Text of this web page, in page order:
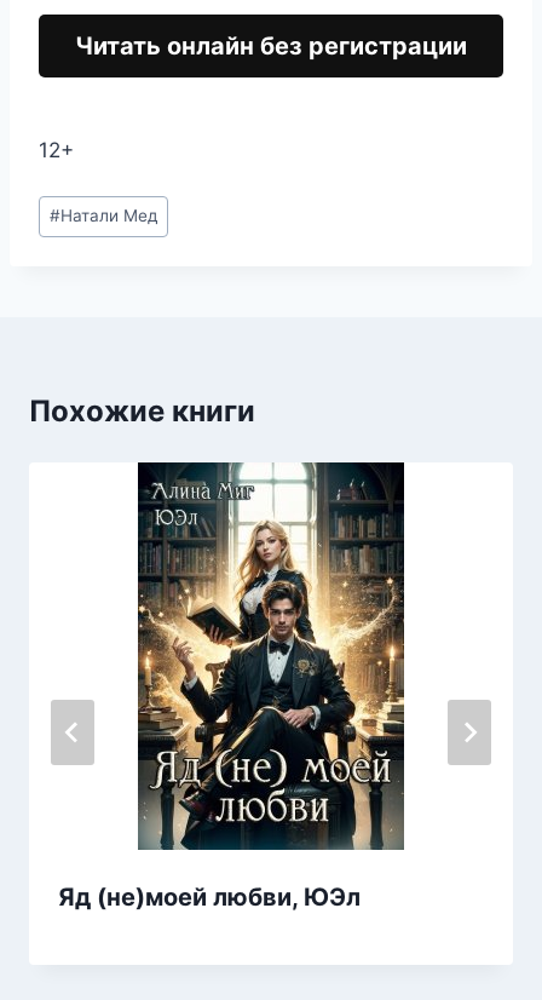
Читать онлайн без регистрации
12+
Метки
записи:
#Натали Мед
Похожие книги
Яд (не)моей любви, ЮЭл